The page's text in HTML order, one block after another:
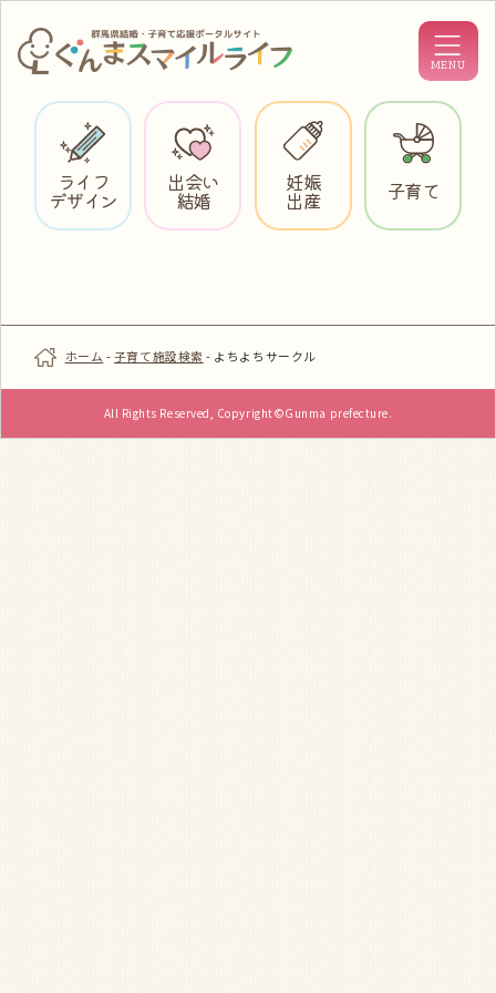
ライフ
デザイン
出会い
結婚
妊娠
出産 子育て
ホーム -子育て施設検索 - よちよちサークル
All Rights Reserved, Copyright©Gunma prefecture.